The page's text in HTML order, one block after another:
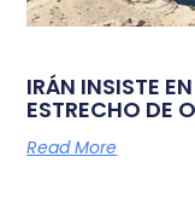
IRÁN INSISTE
ESTRECHO DE
Read More